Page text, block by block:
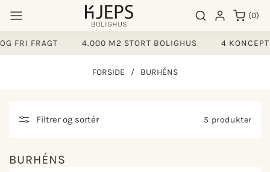
indhold
Søgeresultater
Log ind (0)
0
varer
FRI FRAGT 4.000 M2 STORT BOLIGHUS 4
FORSIDE / BURHÉNS
Filtrer og sortér 5 produkter
BURHÉNS